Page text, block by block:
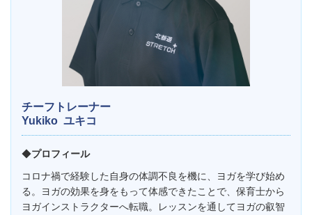
チーフトレーナー
Yukiko ユキコ
◆プロフィール
コロナ禍で経験した自身の体調不良を機に、ヨガを学び始め
る。ヨガの効果を身をもって体感できたことで、保育士から
ヨガインストラクターへ転職。レッスンを通してヨガの叡智